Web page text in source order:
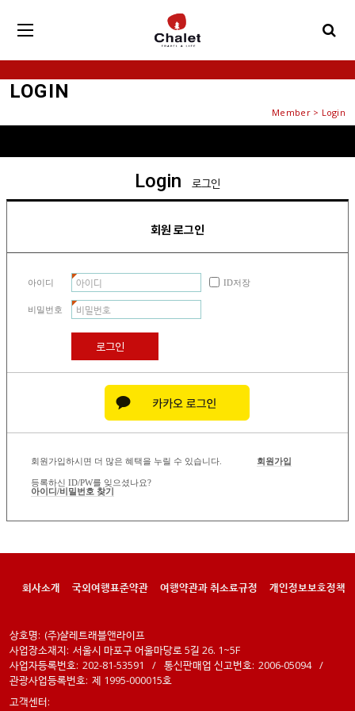
LOGIN
Member > Login
Login 로그인
회원 로그인
아이디 ID저장
비밀번호
로그인
회원가입하시면 더 많은 혜택을 누릴 수 있습니다. 회원가입
등록하신 ID/PW를 잊으셨나요?
아이디/비밀번호 찾기
회사소개 국외여행표준약관 여행약관과 취소료규정 개인정보보호정책
상호명: (주)샬레트래블앤라이프
사업장소재지: 서울시 마포구 어울마당로 5길 26. 1~5F
사업자등록번호: 202-81-53591 / 통신판매업 신고번호: 2006-05094 /
관광사업등록번호: 제 1995-000015호
고객센터: